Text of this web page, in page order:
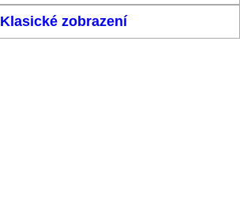
Klasické zobrazení